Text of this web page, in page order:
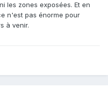
les zones exposées. Et en
n'est pas énorme pour
à venir.